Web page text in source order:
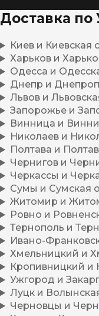
Доставка по
Киев и Киевская
Харьков и
Одесса и
Днепр и
Львов и
Запорожье и
Винница и
Николаев и
Полтава и
Чернигов и
Черкассы и
Сумы и Сумская
Житомир и
Ровно и
Тернополь и
Ивано-
Хмельницкий и
Кропивницкий и
Ужгород и
Луцк и
Черновцы и